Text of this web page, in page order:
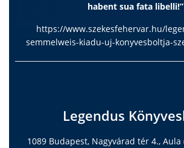
habent sua fata libelli!”
https://www.szekesfehervar.hu/
semmelweis-kiadu-uj-konyvesboltja-
Legendus
1089 Budapest, Nagyvárad tér 4., Aula